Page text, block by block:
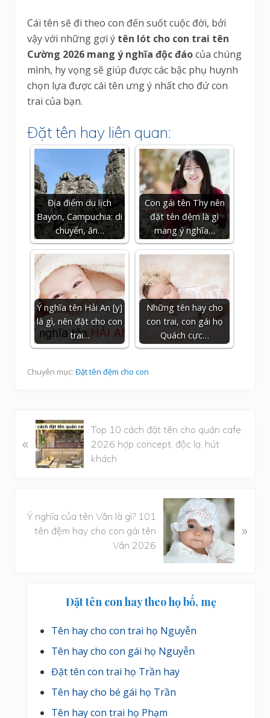
Cái tên sẽ đi theo con đến suốt cuộc đời, bởi
vậy với những gợi ý tên lót cho con trai tên
Cường 2026 mang ý nghĩa độc đáocủa chúng
mình, hy vọng sẽ giúp được các bậc phụ huynh
chọn lựa được cái tên ưng ý nhất cho đứ con
trai của bạn.
Đặt tên hay liên quan:
Địa điểm du lịch
Bayon, Campuchia: di
chuyển, ăn…
Con gái tên Thy nên
đặt tên đệm là gì
mang ý nghĩa…
Ý nghĩa tên Hải An [y]
là gì, nên đặt cho con
trai…
Những tên hay cho
con trai, con gái họ
Quách cực…
Chuyên mục: Đặt tên đệm cho con
à
t
«
Top 10 cách đặt tên cho quán cafe
2026 hợp concept, độc lạ, hút
khách
à
Ý nghĩa của tên Vân là gì? 101
tên đệm hay cho con gái tên
Vân 2026
»
SidebarĐặt tên con hay theo họ bố, mẹ
Tên hay cho con trai họ Nguyễn
Tên hay cho con gái họ Nguyễn
Đặt tên con trai họ Trần hay
Tên hay cho bé gái họ Trần
Tên hay con trai họ Phạm